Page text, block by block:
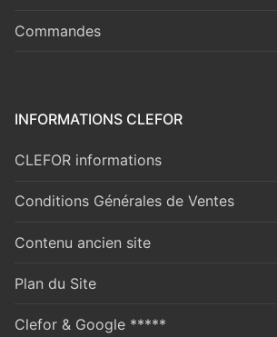
Commandes
INFORMATIONS CLEFOR
CLEFOR informations
Conditions Générales de Ventes
Contenu ancien site
Plan du Site
Clefor & Google *****